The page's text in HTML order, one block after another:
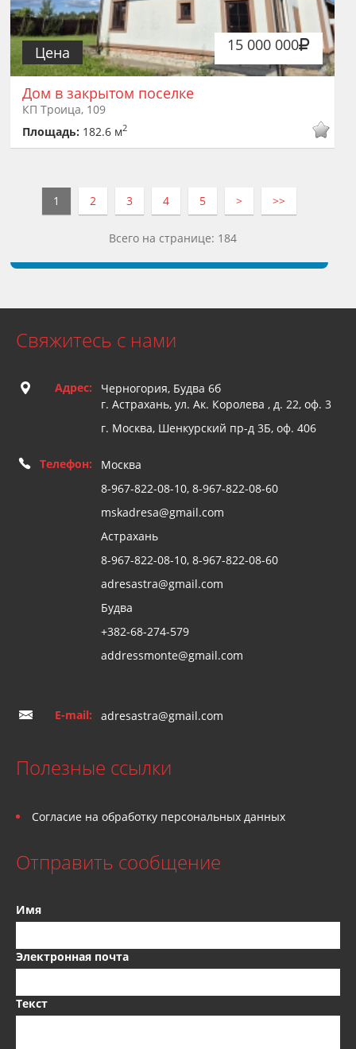
15 000 000
Цена
Дом в закрытом поселке
КП Троица, 109
Площадь: 182.6 м2
1 2 3 4 5 > >>
Всего на странице: 184
Свяжитесь с нами
Адрес:
Черногория, Будва 6б
г. Астрахань, ул. Ак. Королева , д. 22, оф. 3
г. Москва, Шенкурский пр-д 3Б, оф. 406
Телефон:
Москва
8-967-822-08-10, 8-967-822-08-60
mskadresa@gmail.com
Астрахань
8-967-822-08-10, 8-967-822-08-60
adresastra@gmail.com
Будва
+382-68-274-579
addressmonte@gmail.com
E-mail: adresastra@gmail.com
Полезные ссылки
Согласие на обработку персональных данных
Отправить сообщение
Имя
Электронная почта
Текст